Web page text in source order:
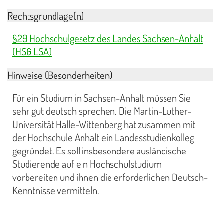
Rechtsgrundlage(n)
§29 Hochschulgesetz des Landes Sachsen-Anhalt
(HSG LSA)
Hinweise (Besonderheiten)
Für ein Studium in Sachsen-Anhalt müssen Sie
sehr gut deutsch sprechen. Die Martin-Luther-
Universität Halle-Wittenberg hat zusammen mit
der Hochschule Anhalt ein Landesstudienkolleg
gegründet. Es soll insbesondere ausländische
Studierende auf ein Hochschulstudium
vorbereiten und ihnen die erforderlichen Deutsch-
Kenntnisse vermitteln.